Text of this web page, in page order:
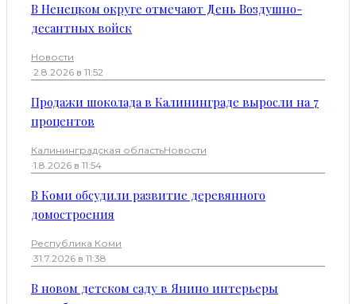
В Ненецком округе отмечают День Воздушно-
десантных войск
Новости
·2.8.2026 в 11:52
Продажи шоколада в Калининграде выросли на 7
процентов
Калининградская областьНовости
·1.8.2026 в 11:54
В Коми обсудили развитие деревянного
домостроения
Республика Коми
·31.7.2026 в 11:38
В новом детском саду в Янино интерьеры